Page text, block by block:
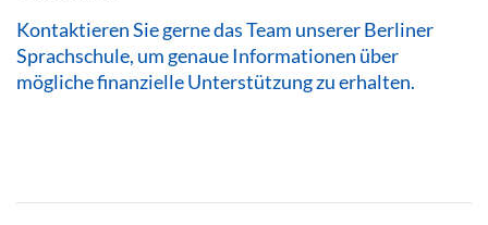
Kontaktieren Sie gerne das Team unserer Berliner
Sprachschule, um genaue Informationen über
mögliche finanzielle Unterstützung zu erhalten.